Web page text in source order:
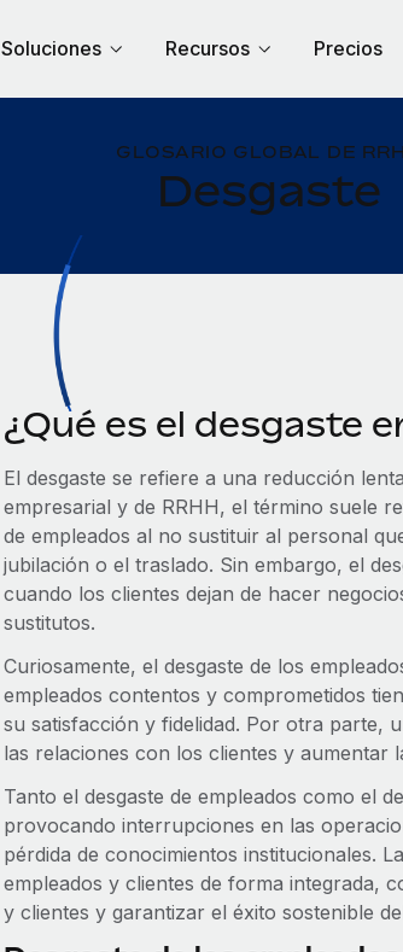
Soluciones Recursos Precios
GLOSARIO GLOBAL DE
Desgaste
¿Qué es el desgaste
El desgaste se refiere a una reducción
empresarial y de RRHH, el término suele
de empleados al no sustituir al personal
jubilación o el traslado. Sin embargo, el
cuando los clientes dejan de hacer
sustitutos.
Curiosamente, el desgaste de los
empleados contentos y comprometidos
su satisfacción y fidelidad. Por otra parte,
las relaciones con los clientes y aumentar
Tanto el desgaste de empleados como el
provocando interrupciones en las
pérdida de conocimientos institucionales.
empleados y clientes de forma integrada,
y clientes y garantizar el éxito sostenible